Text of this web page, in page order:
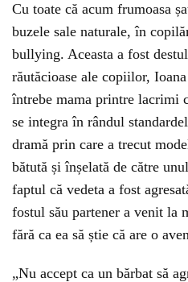
Cu toate că acum frumoasa
buzele sale naturale, în
bullying. Aceasta a fost
răutăcioase ale copiilor,
întrebe mama printre lacrimi
se integra în rândul
dramă prin care a trecut
bătută și înșelată de către
faptul că vedeta a fost
fostul său partener a venit la
fără ca ea să știe că are o
„Nu accept ca un bărbat să